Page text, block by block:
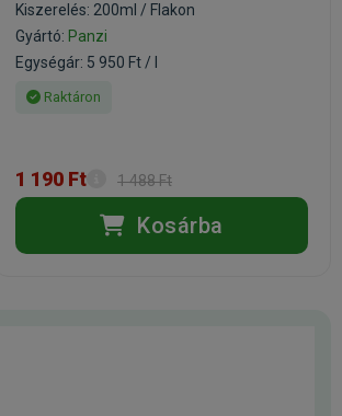
Kiszerelés: 200ml / Flakon
Gyártó: Panzi
Egységár: 5 950 Ft / l
Raktáron
1 190 Ft 1 488 Ft
Kosárba